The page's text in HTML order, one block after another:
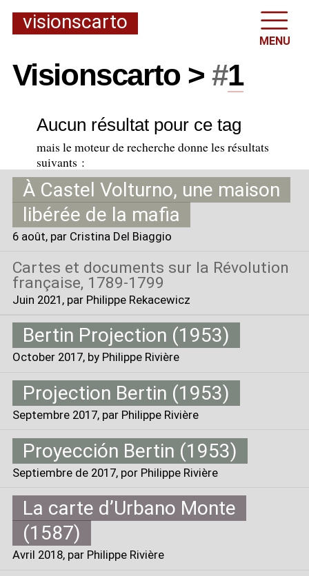
visionscarto
MENU
Visionscarto >#1
Aucun résultat pour ce tag
mais le moteur de recherche donne les résultats
suivants :
À Castel Volturno, une maison
libérée de la mafia
6 août, par Cristina Del Biaggio
Cartes et documents sur la Révolution
française, 1789-1799
Juin 2021 , par Philippe Rekacewicz
Bertin Projection (1953)
October 2017, by Philippe Rivière
Projection Bertin (1953)
Septembre 2017, par Philippe Rivière
Proyección Bertin (1953)
Septiembre de 2017, por Philippe Rivière
La carte d’Urbano Monte
(1587)
Avril 2018, par Philippe Rivière